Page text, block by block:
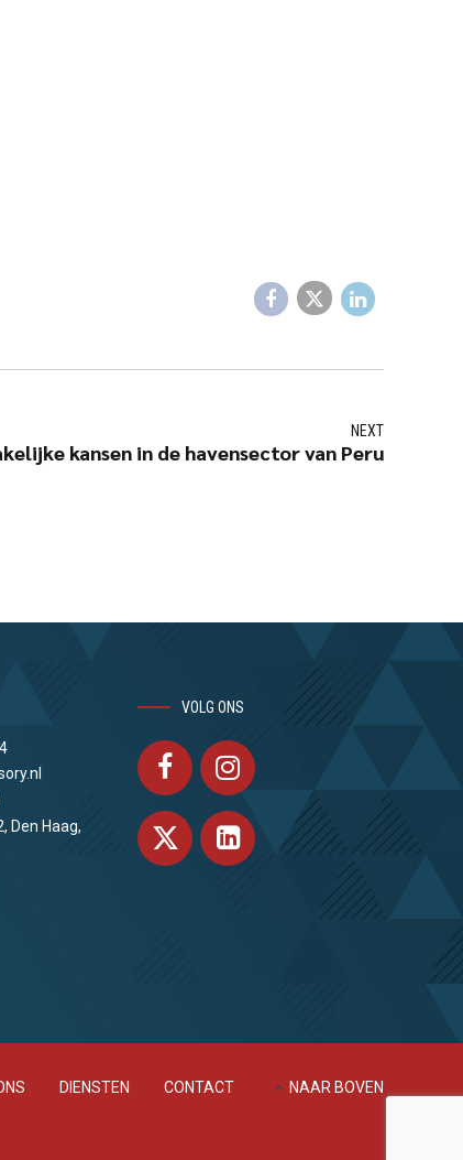
NEXT
kansen in de havensector van Peru
Den Haag,
VOLG ONS
DIENSTEN CONTACT NAAR BOVEN